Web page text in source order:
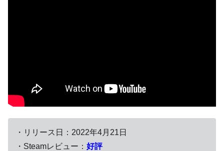
・リリース日：2022年4月21日
・Steamレビュー： 好評